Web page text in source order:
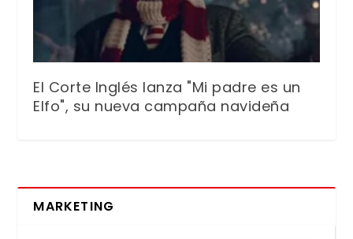
El Corte Inglés lanza "Mi padre es un
Elfo", su nueva campaña navideña
MARKETING